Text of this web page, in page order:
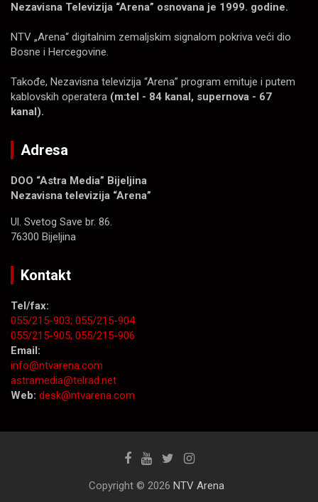
Nezavisna Televizija “Arena” osnovana je 1999. godine.
NTV „Arena“ digitalnim zemaljskim signalom pokriva veći dio
Bosne i Hercegovine.
Takođe, Nezavisna televizija “Arena” program emituje i putem
kablovskih operatera (m:tel - 84 kanal, supernova - 67
kanal).
Adresa
DOO “Astra Media” Bijeljina
Nezavisna televizija “Arena”
Ul. Svetog Save br. 86.
76300 Bijeljina
Kontakt
Tel/fax:
055/215-903; 055/215-904
055/215-905; 055/215-906
Email:
info@ntvarena.com
astramedia@telrad.net
Web: desk@ntvarena.com
Copyright © 2026 NTV Arena